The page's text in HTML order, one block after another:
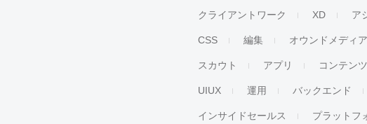
クライアントワーク XD ア
CSS 編集 オウンドメディア
スカウト アプリ コンテン
UIUX 運用 バックエンド
インサイドセールス プラットフ